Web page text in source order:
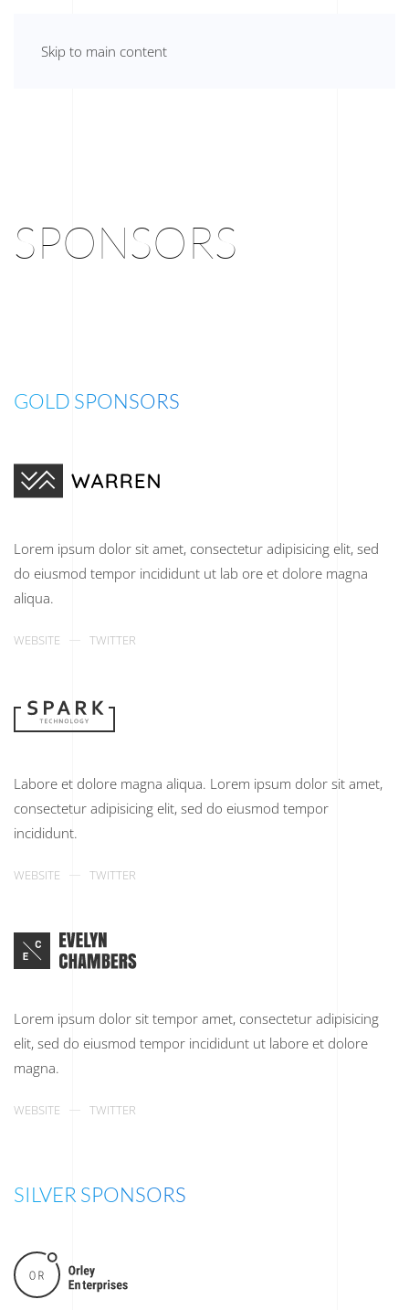
Skip to main content
SPONSORS
GOLD SPONSORS
Lorem ipsum dolor sit amet, consectetur adipisicing elit, sed
do eiusmod tempor incididunt ut lab ore et dolore magna
aliqua.
WEBSITE TWITTER
Labore et dolore magna aliqua. Lorem ipsum dolor sit amet,
consectetur adipisicing elit, sed do eiusmod tempor
incididunt.
WEBSITE TWITTER
Lorem ipsum dolor sit tempor amet, consectetur adipisicing
elit, sed do eiusmod tempor incididunt ut labore et dolore
magna.
WEBSITE TWITTER
SILVER SPONSORS